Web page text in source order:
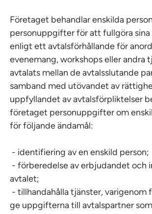
Företaget behandlar enskilda
personuppgifter för att fullgöra
enligt ett avtalsförhållande för
evenemang, workshops eller andra
avtalats mellan de avtalsslutande
samband med utövandet av
uppfyllandet av avtalsförpliktelser
företaget personuppgifter om
för följande ändamål:
- identifiering av en enskild person;
- förberedelse av erbjudandet och
avtalet;
- tillhandahålla tjänster, varigenom
ge uppgifterna till avtalspartner